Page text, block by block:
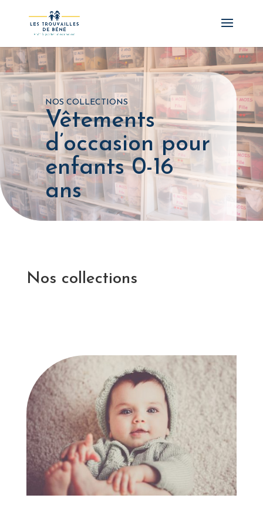
NOS COLLECTIONS
Vêtements
d’occasion pour
enfants 0-16
ans
Nos collections